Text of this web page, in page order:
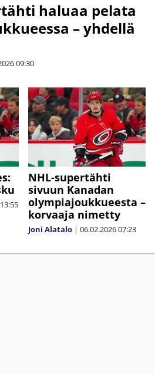
haluaa pelata
– yhdellä
09:30
13:55
NHL-supertähti
sivuun Kanadan
olympiajoukkueesta –
korvaaja nimetty
Joni Alatalo | 06.02.202607:23